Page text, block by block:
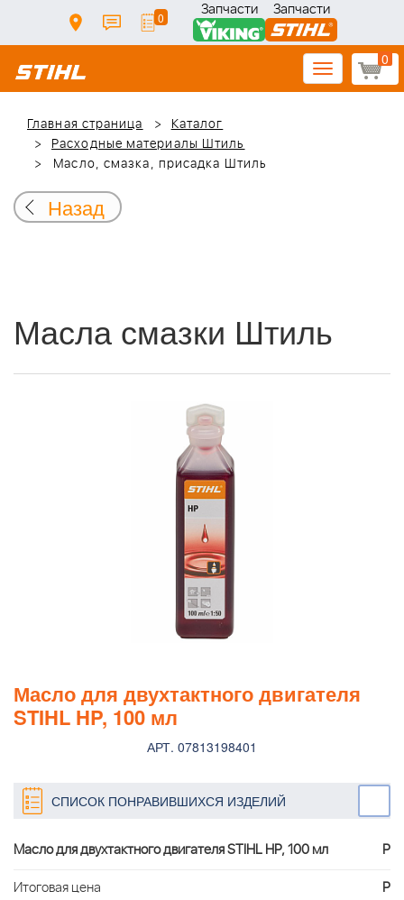
0 Запчасти Запчасти
0
Toggle
navigation
Главная страница
Каталог
Расходные материалы Штиль
Масло, смазка, присадка Штиль
Назад
Масла смазки Штиль
Масло для двухтактного двигателя
STIHL HP, 100 мл
АРТ. 07813198401
СПИСОК ПОНРАВИВШИХСЯ ИЗДЕЛИЙ
Масло для двухтактного двигателя STIHL HP, 100 мл
Р
Итоговая цена
Р